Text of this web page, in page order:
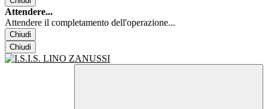
Attendere...
Attendere il completamento dell'operazione...
Chiudi
Chiudi